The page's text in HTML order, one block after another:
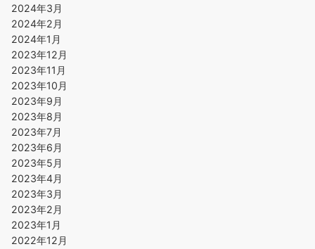
2024年3月
2024年2月
2024年1月
2023年12月
2023年11月
2023年10月
2023年9月
2023年8月
2023年7月
2023年6月
2023年5月
2023年4月
2023年3月
2023年2月
2023年1月
2022年12月